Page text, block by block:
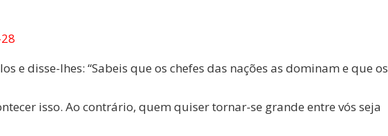
e disse-lhes: “Sabeis que os chefes das nações as dominam e que os
isso. Ao contrário, quem quiser tornar-se grande entre vós seja